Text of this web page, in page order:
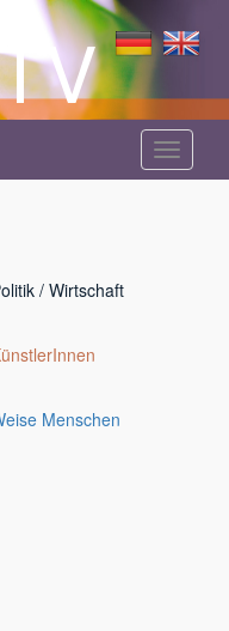
Menü
/ Wirtschaft
Menschen